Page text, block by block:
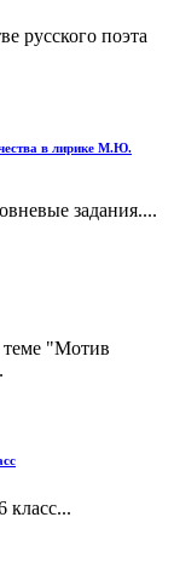
русского поэта
в лирике М.Ю.
задания....
теме "Мотив
класс...